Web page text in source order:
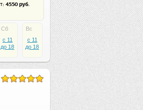
: 4550 руб.
Сб
c 11
до 18
Вс
c 11
до 18